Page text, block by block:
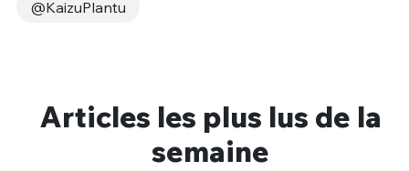
@KaizuPlantu
Articles les plus lus de la
semaine